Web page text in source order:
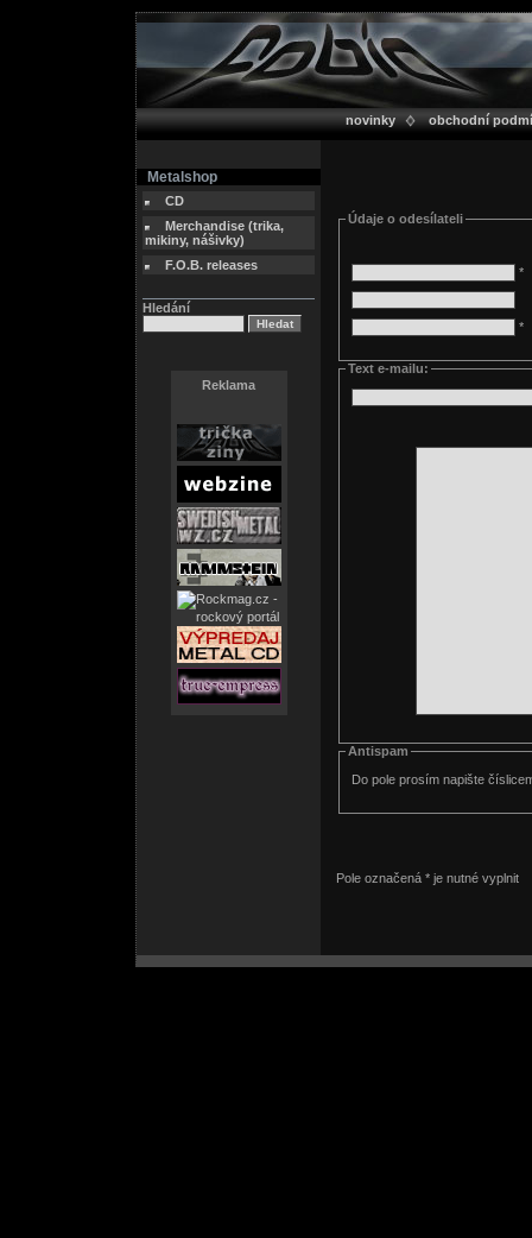
novinky obchodní
Metalshop
CD
Merchandise (trika,
mikiny, nášivky)
F.O.B. releases
Hledání
Reklama
Údaje o odesílateli
*
*
Text e-mailu:
Antispam
Do pole prosím napište
Pole označená * je nutné vyplnit